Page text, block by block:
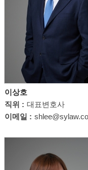
이상호
직위 : 대표변호사
이메일 :